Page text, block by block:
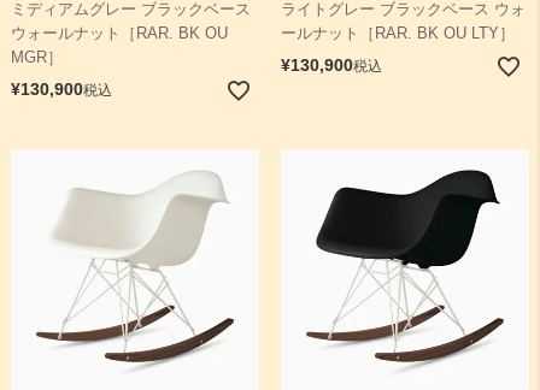
ミディアムグレー ブラックベース
ウォールナット［RAR. BK OU
MGR］
¥130,900税込
ライトグレー ブラックベース ウォ
ールナット［RAR. BK OU LTY］
¥130,900税込